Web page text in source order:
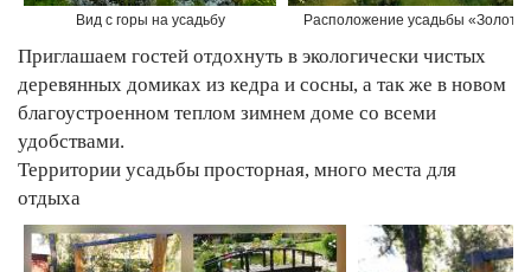
Вид с горы на усадьбу Расположение усадьбы
Приглашаем гостей отдохнуть в экологически чистых
деревянных домиках из кедра и сосны, а так же в новом
благоустроенном теплом зимнем доме со всеми
удобствами.
Территории усадьбы просторная, много места для
отдыха